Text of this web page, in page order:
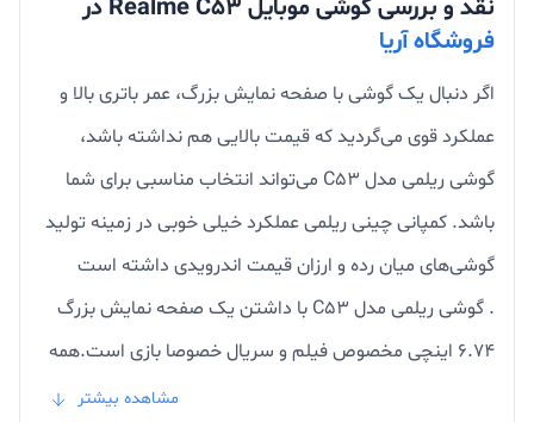
نقد و بررسی گوشی موبایل Realme C53 در
فروشگاه آریا
اگر دنبال یک گوشی با صفحه نمایش بزرگ، عمر باتری بالا و
عملکرد قوی می‌گردید که قیمت بالایی هم نداشته باشد،
گوشی ریلمی مدل C53 می‌تواند انتخاب مناسبی برای شما
باشد. کمپانی چینی ریلمی عملکرد خیلی خوبی در زمینه تولید
گوشی‌های میان رده و ارزان قیمت اندرویدی داشته است
. گوشی ریلمی مدل C53 با داشتن یک صفحه نمایش بزرگ
۶.۷۴ اینچی مخصوص فیلم و سریال خصوصا بازی است.همه
فکر میکنند پنل پشتی گوشی با شیشه پوشیده شده است
مشاهده بیشتر